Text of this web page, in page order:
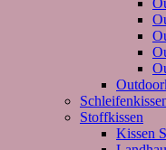
Stoffkissen
Kissen